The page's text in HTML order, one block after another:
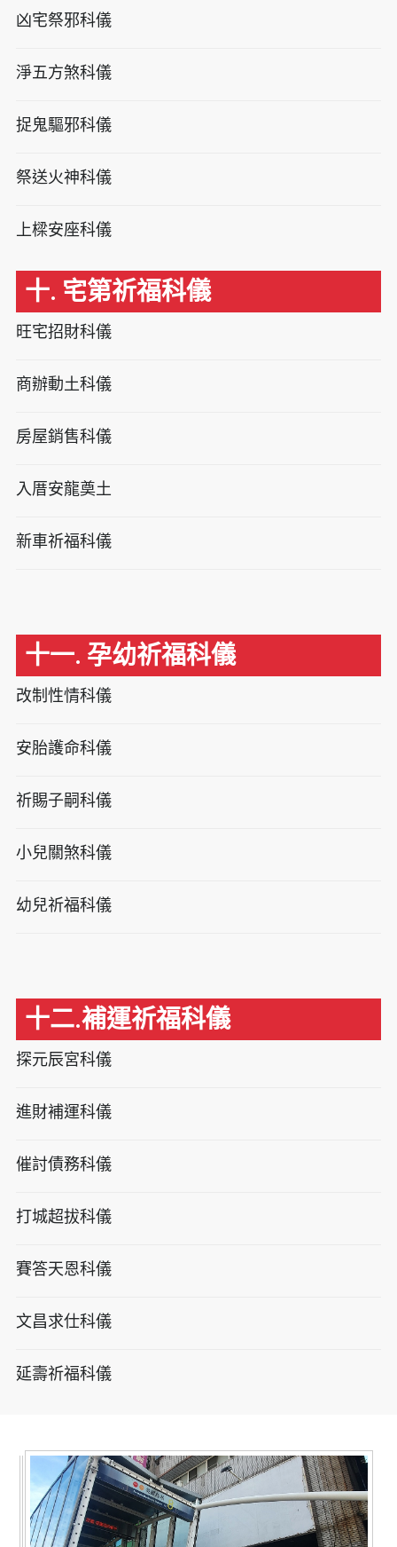
凶宅祭邪科儀
淨五方煞科儀
捉鬼驅邪科儀
祭送火神科儀
上樑安座科儀
十. 宅第祈福科儀
旺宅招財科儀
商辦動土科儀
房屋銷售科儀
入厝安龍奠土
新車祈福科儀
十一. 孕幼祈福科儀
改制性情科儀
安胎護命科儀
祈賜子嗣科儀
小兒關煞科儀
幼兒祈福科儀
十二.補運祈福科儀
探元辰宮科儀
進財補運科儀
催討債務科儀
打城超拔科儀
賽答天恩科儀
文昌求仕科儀
延壽祈福科儀